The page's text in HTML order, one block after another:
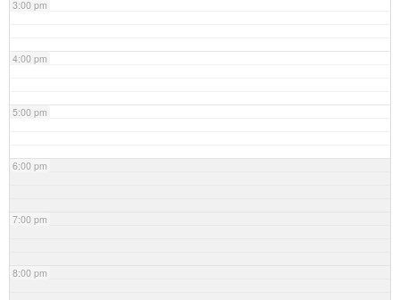
3:00 pm
4:00 pm
5:00 pm
6:00 pm
7:00 pm
8:00 pm